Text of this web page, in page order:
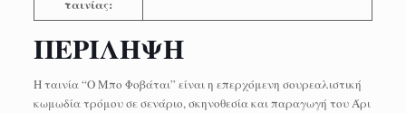
ταινίας:
ΠΕΡΙΛΗΨΗ
Η ταινία “Ο Μπο Φοβάται” είναι η επερχόμενη σουρεαλιστική
κωμωδία τρόμου σε σενάριο, σκηνοθεσία και παραγωγή του Άρι